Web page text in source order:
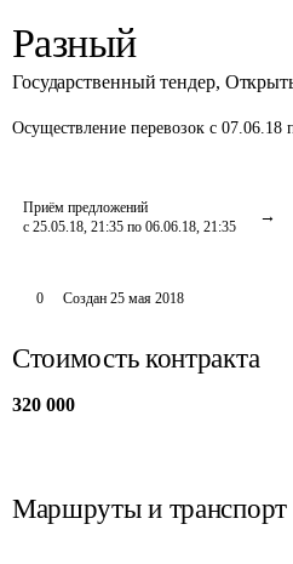
Разный
Государственный тендер,
Осуществление перевозок с 07.06.18
Приём предложений
с 25.05.18, 21:35 по 06.06.18, 21:35
0 Создан 25 мая 2018
Стоимость контракта
320 000
Маршруты и транспорт